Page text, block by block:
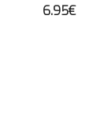
6.95€